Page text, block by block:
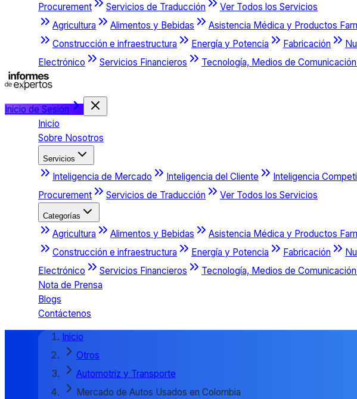
Procurement
Servicios de Traducción
Ver Todos los Servicios
Agricultura
Alimentos y Bebidas Asistencia Médica y Productos
Construcción e infraestructura
Energía y Potencia Fabricación
Electrónico
Servicios Financieros Tecnología, Medios de
Inicio de Sesión
Inicio
Sobre Nosotros
Servicios
Inteligencia de Mercado Inteligencia del Cliente Inteligencia
Procurement
Servicios de Traducción Ver Todos los Servicios
Categorías
Agricultura Alimentos y Bebidas Asistencia Médica y Productos
Construcción e infraestructura
Energía y Potencia Fabricación
Electrónico
Servicios Financieros Tecnología, Medios de
Nota de Prensa
Blogs
Contáctenos
Inicio
Otros
Automotriz y Transporte
Mercado de Autos Usados en Colombia